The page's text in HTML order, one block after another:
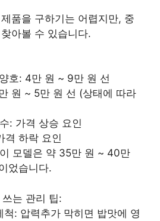
품을 구하기는 어렵지만, 중
아볼 수 있습니다.
호: 4만 원 ~ 9만 원 선
원 ~ 5만 원 선 (상태에 따라
: 가격 상승 요인
격 하락 요인
모델은 약 35만 원 ~ 40만
었습니다.
는 관리 팁:
: 압력추가 막히면 밥맛에 영